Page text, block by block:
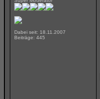
Dabei seit: 18.11.2007
Beiträge: 445